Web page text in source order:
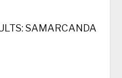
SAMARCANDA